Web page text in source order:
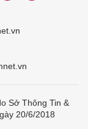
Sở Thông Tin &
20/6/2018